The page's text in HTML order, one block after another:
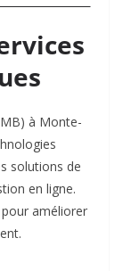
à Monte-
solutions de
en ligne.
améliorer